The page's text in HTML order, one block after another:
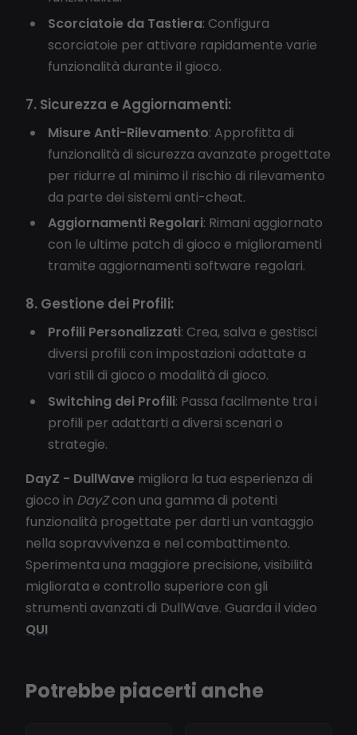
Scorciatoie da Tastiera: Configura
scorciatoie per attivare rapidamente varie
funzionalità durante il gioco.
7. Sicurezza e Aggiornamenti:
Misure Anti-Rilevamento: Approfitta di
funzionalità di sicurezza avanzate progettate
per ridurre al minimo il rischio di rilevamento
da parte dei sistemi anti-cheat.
Aggiornamenti Regolari: Rimani aggiornato
con le ultime patch di gioco e miglioramenti
tramite aggiornamenti software regolari.
8. Gestione dei Profili:
Profili Personalizzati: Crea, salva e gestisci
diversi profili con impostazioni adattate a
vari stili di gioco o modalità di gioco.
Switching dei Profili: Passa facilmente tra i
profili per adattarti a diversi scenari o
strategie.
DayZ - DullWave migliora la tua esperienza di
gioco in DayZcon una gamma di potenti
funzionalità progettate per darti un vantaggio
nella sopravvivenza e nel combattimento.
Sperimenta una maggiore precisione, visibilità
migliorata e controllo superiore con gli
strumenti avanzati di DullWave. Guarda il video
QUI
Potrebbe piacerti anche